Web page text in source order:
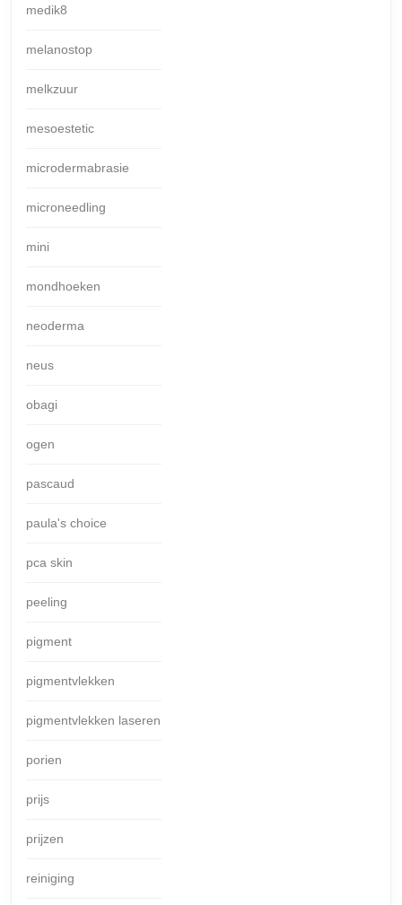
medik8
melanostop
melkzuur
mesoestetic
microdermabrasie
microneedling
mini
mondhoeken
neoderma
neus
obagi
ogen
pascaud
paula's choice
pca skin
peeling
pigment
pigmentvlekken
pigmentvlekken laseren
porien
prijs
prijzen
reiniging